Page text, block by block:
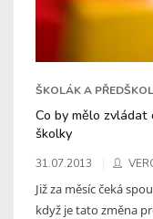
ŠKOLÁK A
Co by mělo
školky
31.07.2013
Již za měsíc čeká
když je tato změna